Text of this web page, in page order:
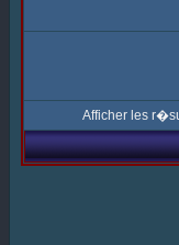
Afficher les